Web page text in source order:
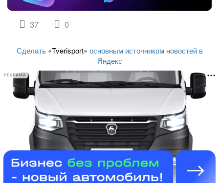
37 0
Сделать «Tverisport» основным источником новостей в
Яндекс
РЕКЛАМА